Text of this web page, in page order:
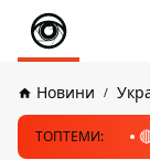
Новини
ТОПТЕМИ: